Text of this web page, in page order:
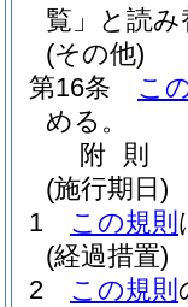
覧」と読
(その他)
第16条
こ
める。
附 則
(施行期日)
1
この規則
(経過措置)
2
この規則